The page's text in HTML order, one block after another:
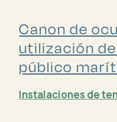
Canon de
utilización
público
Instalaciones de